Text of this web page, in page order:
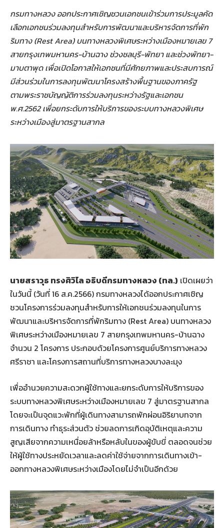
กรมทางหลวง ออกประกาศเชิญชวนเอกชนเข้าร่วมการประมูลคัด
เลือกเอกชนร่วมลงทุนสำหรับการพัฒนาและบริหารจัดการที่พัก
ริมทาง (Rest Area) บนทางหลวงพิเศษระหว่างเมืองหมายเลข 7
สายกรุงเทพมหานคร-บ้านฉาง ช่วงชลบุรี-พัทยา และช่วงพัทยา-
มาบตาพุด เพื่อเปิดโอกาสให้เอกชนที่มีศักยภาพและประสบการณ์
มีส่วนร่วมในการลงทุนพัฒนาโครงสร้างพื้นฐานของภาครัฐ
ตามพระราชบัญญัติการร่วมลงทุนระหว่างรัฐและเอกชน
พ.ศ.2562 เพื่อยกระดับการให้บริการของระบบทางหลวงพิเศษ
ระหว่างเมืองสู่มาตรฐานสากล
นายสราวุธ ทรงศิวิไล อธิบดีกรมทางหลวง (ทล.) เปิดเผยว่า
ในวันนี้ (วันที่ 16 ส.ค.2566) กรมทางหลวงได้ออกประกาศเชิญ
ชวนโครงการร่วมลงทุนสำหรับการให้เอกชนร่วมลงทุนในการ
พัฒนาและบริหารจัดการที่พักริมทาง (Rest Area) บนทางหลวง
พิเศษระหว่างเมืองหมายเลข 7 สายกรุงเทพมหานคร-บ้านฉาง
จำนวน 2 โครงการ ประกอบด้วยโครงการศูนย์บริการทางหลวง
ศรีราชา และโครงการสถานที่บริการทางหลวงบางละมุง
เพื่ออำนวยความสะดวกผู้ใช้ทางและยกระดับการให้บริการของ
ระบบทางหลวงพิเศษระหว่างเมืองหมายเลข 7 สู่มาตรฐานสากล
โดยจะเป็นจุดแวะพักที่ผู้เดินทางสามารถพักผ่อนอิริยาบทจาก
การเดินทาง ทำธุระส่วนตัว ช่วยลดการเกิดอุบัติเหตุและความ
สูญเสียจากความเหนื่อยล้าหรือหลับในของผู้ขับขี่ ตลอดจนช่วย
ให้ผู้ใช้ทางประหยัดเวลาและลดค่าใช้จ่ายจากการเดินทางเข้า-
ออกทางหลวงพิเศษระหว่างเมืองโดยไม่จำเป็นอีกด้วย